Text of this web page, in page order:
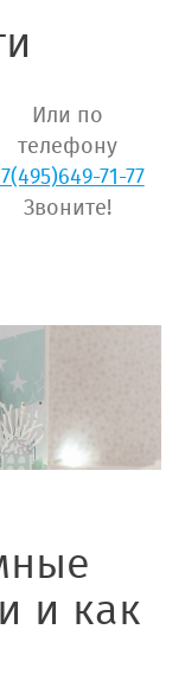
Или по
телефону
71-77
Звоните!
и как